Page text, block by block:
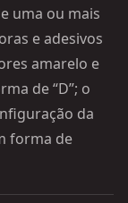
uma ou mais
e adesivos
amarelo e
de “D”; o
da
forma de